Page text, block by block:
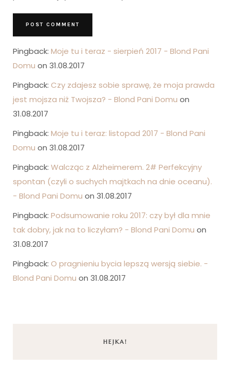
Pingback: Moje tu i teraz - sierpień 2017 - Blond Pani
Domu on 31.08.2017
Pingback: Czy zdajesz sobie sprawę, że moja prawda
jest mojsza niż Twojsza? - Blond Pani Domu on
31.08.2017
Pingback: Moje tu i teraz: listopad 2017 - Blond Pani
Domu on 31.08.2017
Pingback: Walcząc z Alzheimerem. 2# Perfekcyjny
spontan (czyli o suchych majtkach na dnie oceanu).
- Blond Pani Domu on 31.08.2017
Pingback: Podsumowanie roku 2017: czy był dla mnie
tak dobry, jak na to liczyłam? - Blond Pani Domu on
31.08.2017
Pingback: O pragnieniu bycia lepszą wersją siebie. -
Blond Pani Domu on 31.08.2017
HEJKA!